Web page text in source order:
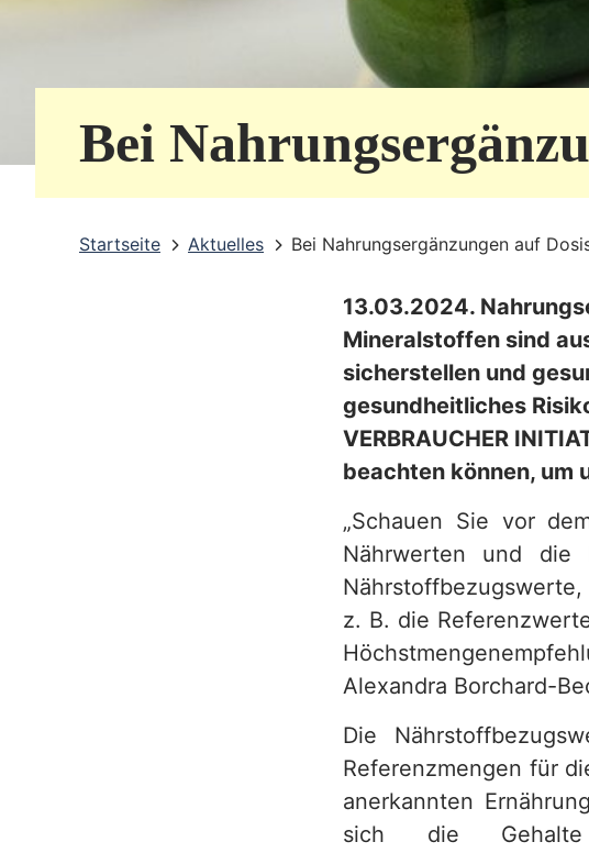
Bei
Startseite Aktuelles Bei Nahrungsergänzungen auf
13.03.2024.
Mineralstoffen sind
sicherstellen und
gesundheitliches
VERBRAUCHER
beachten können, um
„Schauen Sie vor
Nährwerten und
z. B. die
Alexandra Borchard-
Die
Referenzmengen für
anerkannten
sich die
i